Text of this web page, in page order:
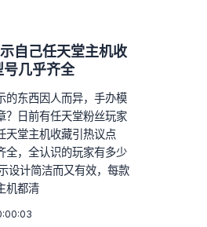
自己任天堂主机收
号几乎齐全
的东西因人而异，手办模
？日前有任天堂粉丝玩家
天堂主机收藏引热议点
全，全认识的玩家有多少
设计简洁而又有效，每款
机都清